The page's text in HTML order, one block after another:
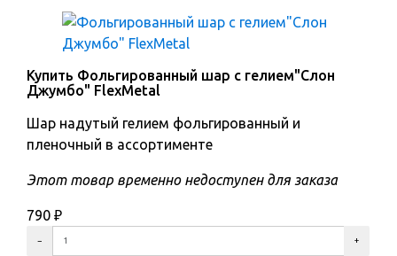
Купить Фольгированный шар с гелием"Слон
Джумбо" FlexMetal
Шар надутый гелием фольгированный и
пленочный в ассортименте
Этот товар временно недоступен для заказа
790 ₽